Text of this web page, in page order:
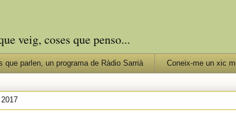
veig, coses que penso...
que parlen, un programa de Ràdio Sarrià Coneix-me un xic